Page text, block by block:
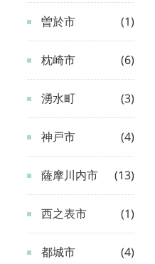
曽於市 (1)
枕崎市 (6)
湧水町 (3)
神戸市 (4)
薩摩川内市 (13)
西之表市 (1)
都城市 (4)